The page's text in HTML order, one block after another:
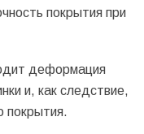
покрытия при
деформация
и, как следствие,
покрытия.